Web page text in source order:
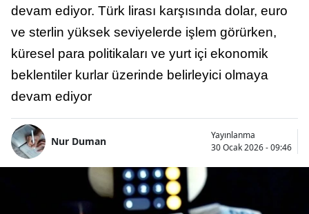
devam ediyor. Türk lirası karşısında dolar, euro
ve sterlin yüksek seviyelerde işlem görürken,
küresel para politikaları ve yurt içi ekonomik
beklentiler kurlar üzerinde belirleyici olmaya
devam ediyor
Nur Duman
Yayınlanma
30 Ocak 2026 - 09:46